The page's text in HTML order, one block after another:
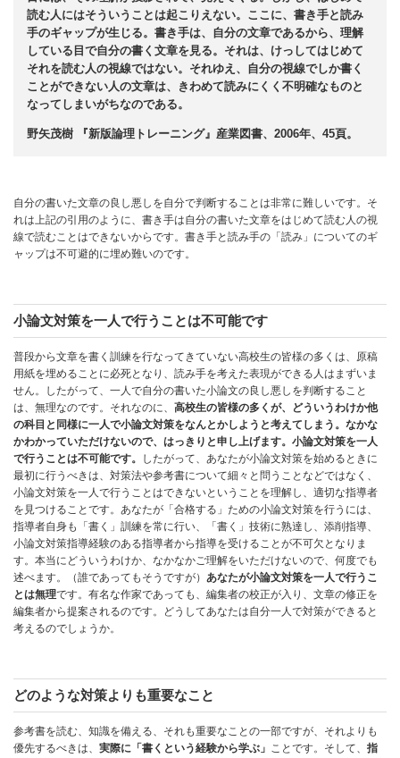
読む人にはそういうことは起こりえない。ここに、書き手と読み
手のギャップが生じる。書き手は、自分の文章であるから、理解
している目で自分の書く文章を見る。それは、けっしてはじめて
それを読む人の視線ではない。それゆえ、自分の視線でしか書く
ことができない人の文章は、きわめて読みにくく不明確なものと
なってしまいがちなのである。
野矢茂樹 『新版論理トレーニング』産業図書、2006年、45頁。
自分の書いた文章の良し悪しを自分で判断することは非常に難しいです。そ
れは上記の引用のように、書き手は自分の書いた文章をはじめて読む人の視
線で読むことはできないからです。書き手と読み手の「読み」についてのギ
ャップは不可避的に埋め難いのです。
小論文対策を一人で行うことは不可能です
普段から文章を書く訓練を行なってきていない高校生の皆様の多くは、原稿
用紙を埋めることに必死となり、読み手を考えた表現ができる人はまずいま
せん。したがって、一人で自分の書いた小論文の良し悪しを判断すること
は、無理なのです。それなのに、 高校生の皆様の多くが、どういうわけか他
の科目と同様に一人で小論文対策をなんとかしようと考えてしまう。なかな
かわかっていただけないので、はっきりと申し上げます。小論文対策を一人
で行うことは不可能です。
したがって、あなたが小論文対策を始めるときに
最初に行うべきは、対策法や参考書について細々と問うことなどではなく、
小論文対策を一人で行うことはできないということを理解し、適切な指導者
を見つけることです。あなたが「合格する」ための小論文対策を行うには、
指導者自身も「書く」訓練を常に行い、「書く」技術に熟達し、添削指導、
小論文対策指導経験のある指導者から指導を受けることが不可欠となりま
す。本当にどういうわけか、なかなかご理解をいただけないので、何度でも
述べます。（誰であってもそうですが） あなたが小論文対策を一人で行うこ
とは無理です。有名な作家であっても、編集者の校正が入り、文章の修正を
編集者から提案されるのです。どうしてあなたは自分一人で対策ができると
考えるのでしょうか。
どのような対策よりも重要なこと
参考書を読む、知識を備える、それも重要なことの一部ですが、それよりも
優先するべきは、 実際に「書くという経験から学ぶ」 ことです。そして、 指